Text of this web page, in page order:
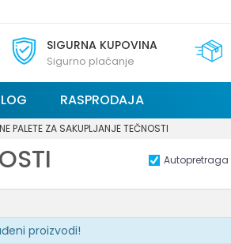
SIGURNA KUPOVINA
Sigurno plaćanje
RASPRODAJA
PALETE ZA SAKUPLJANJE TEČNOSTI
Autopretraga
proizvodi!